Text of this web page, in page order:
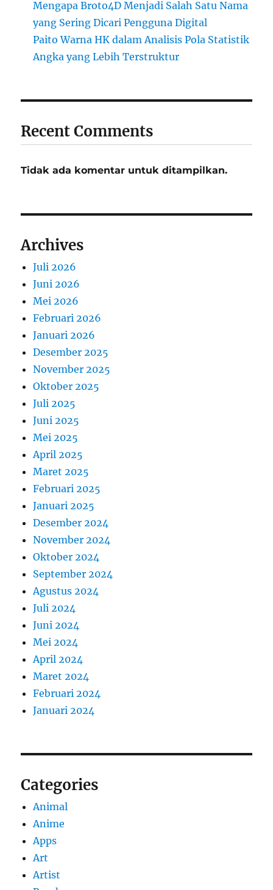
Mengapa Broto4D Menjadi Salah Satu Nama
yang Sering Dicari Pengguna Digital
Paito Warna HK dalam Analisis Pola Statistik
Angka yang Lebih Terstruktur
Recent Comments
Tidak ada komentar untuk ditampilkan.
Archives
Juli 2026
Juni 2026
Mei 2026
Februari 2026
Januari 2026
Desember 2025
November 2025
Oktober 2025
Juli 2025
Juni 2025
Mei 2025
April 2025
Maret 2025
Februari 2025
Januari 2025
Desember 2024
November 2024
Oktober 2024
September 2024
Agustus 2024
Juli 2024
Juni 2024
Mei 2024
April 2024
Maret 2024
Februari 2024
Januari 2024
Categories
Animal
Anime
Apps
Art
Artist